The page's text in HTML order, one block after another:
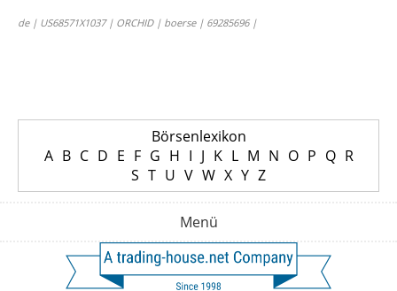
de | US68571X1037 | ORCHID | boerse | 69285696 |
Börsenlexikon
A B C D E F G H I J K L M N O P Q R
S T U V W X Y Z
Menü